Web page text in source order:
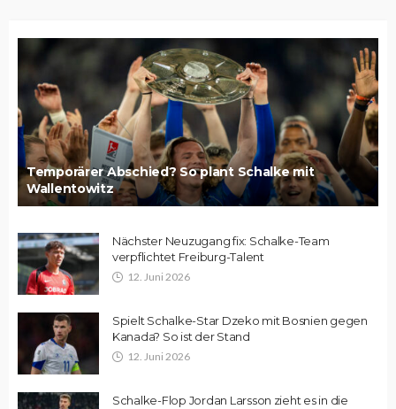
Temporärer Abschied? So plant Schalke mit
Wallentowitz
Nächster Neuzugang fix: Schalke-Team
verpflichtet Freiburg-Talent
12. Juni 2026
Spielt Schalke-Star Dzeko mit Bosnien gegen
Kanada? So ist der Stand
12. Juni 2026
Schalke-Flop Jordan Larsson zieht es in die